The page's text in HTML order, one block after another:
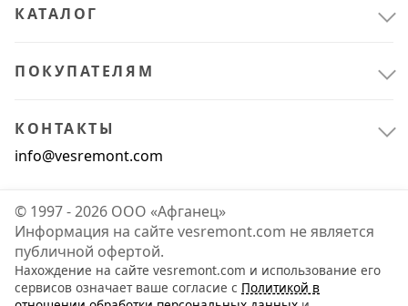
КАТАЛОГ
ПОКУПАТЕЛЯМ
КОНТАКТЫ
info@vesremont.com
© 1997 - 2026 ООО «Афганец»
Информация на сайте vesremont.com не является
публичной офертой.
Нахождение на сайте vesremont.com и использование его
сервисов означает ваше согласие с Политикой в